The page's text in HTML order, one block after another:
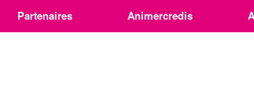
Partenaires Animercredis